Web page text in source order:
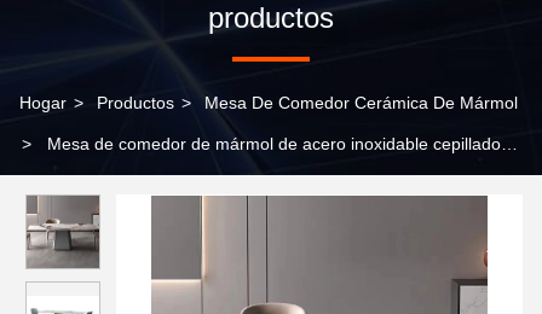
productos
Hogar > Productos > Mesa De Comedor Cerámica De Mármol
> Mesa de comedor de mármol de acero inoxidable cepillado